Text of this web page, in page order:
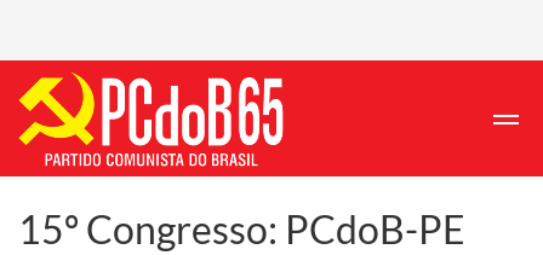
15º Congresso: PCdoB-PE